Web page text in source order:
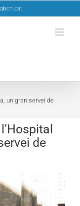
un gran servei de
de